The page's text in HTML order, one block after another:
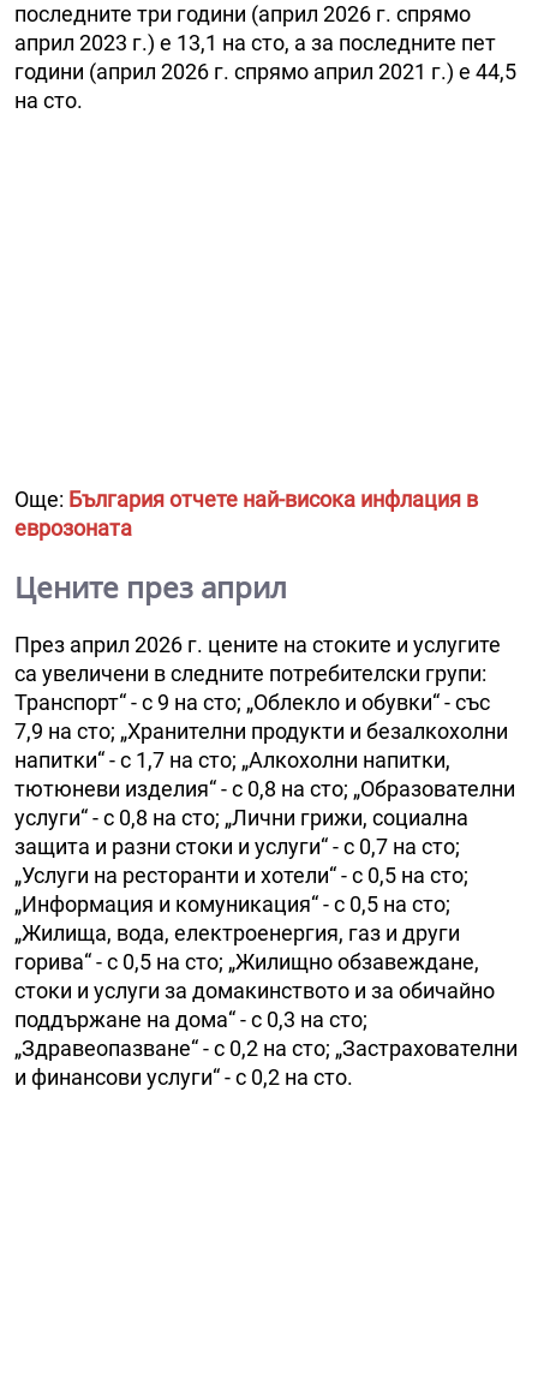
последните три години (април 2026 г. спрямо
април 2023 г.) е 13,1 на сто, а за последните пет
години (април 2026 г. спрямо април 2021 г.) е 44,5
на сто.
Още: България отчете най-висока инфлация в
еврозоната
Цените през април
През април 2026 г. цените на стоките и услугите
са увеличени в следните потребителски групи:
Транспорт“ - с 9 на сто; „Облекло и обувки“ - със
7,9 на сто; „Хранителни продукти и безалкохолни
напитки“ - с 1,7 на сто; „Алкохолни напитки,
тютюневи изделия“ - с 0,8 на сто; „Образователни
услуги“ - с 0,8 на сто; „Лични грижи, социална
защита и разни стоки и услуги“ - с 0,7 на сто;
„Услуги на ресторанти и хотели“ - с 0,5 на сто;
„Информация и комуникация“ - с 0,5 на сто;
„Жилища, вода, електроенергия, газ и други
горива“ - с 0,5 на сто; „Жилищно обзавеждане,
стоки и услуги за домакинството и за обичайно
поддържане на дома“ - с 0,3 на сто;
„Здравеопазване“ - с 0,2 на сто; „Застрахователни
и финансови услуги“ - с 0,2 на сто.